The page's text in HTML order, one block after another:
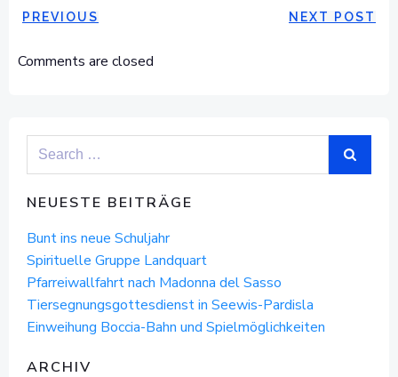
POST
NAVIGATION
PREVIOUS
POSTNEXT POST
Comments are closed
Search
NEUESTE BEITRÄGE
Bunt ins neue Schuljahr
Spirituelle Gruppe Landquart
Pfarreiwallfahrt nach Madonna del Sasso
Tiersegnungsgottesdienst in Seewis-Pardisla
Einweihung Boccia-Bahn und Spielmöglichkeiten
ARCHIV